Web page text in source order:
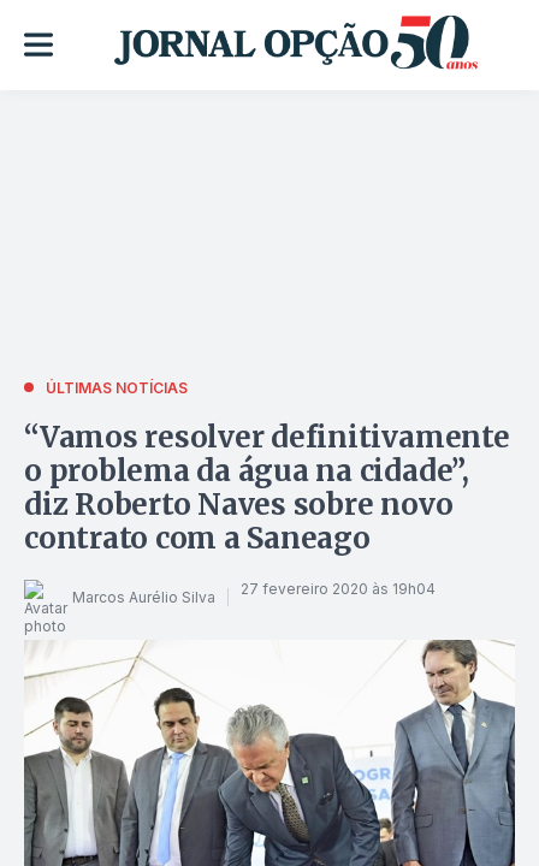
ÚLTIMAS NOTÍCIAS
“Vamos resolver definitivamente
o problema da água na cidade”,
diz Roberto Naves sobre novo
contrato com a Saneago
Marcos Aurélio Silva 27 fevereiro 2020 às 19h04